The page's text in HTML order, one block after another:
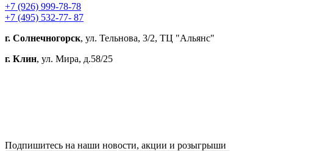
+7 (926) 999-78-78
+7 (495) 532-77- 87
г. Солнечногорск, ул. Тельнова, 3/2, ТЦ "Альянс"
г. Клин, ул. Мира, д.58/25
Подпишитесь на наши новости, акции и розыгрыши